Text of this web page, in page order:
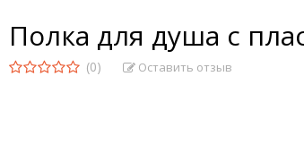
Полка для душа с
(0) Оставить отзыв